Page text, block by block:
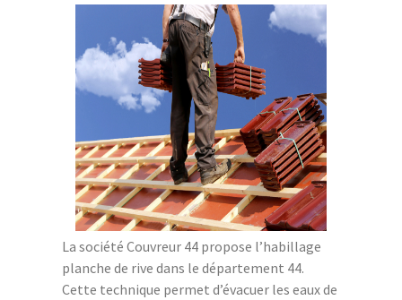
La société Couvreur 44 propose l’habillage
planche de rive dans le département 44.
Cette technique permet d’évacuer les eaux de